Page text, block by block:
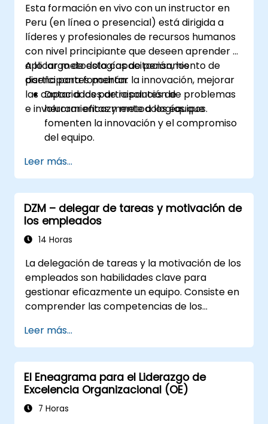
Esta formación en vivo con un instructor en
Peru (en línea o presencial) está dirigida a
líderes y profesionales de recursos humanos
con nivel principiante que deseen aprender y
aplicar metodologías de pensamiento de
diseño para fomentar la innovación, mejorar
las capacidades de resolución de problemas
e involucrar eficazmente a los equipos.
A lo largo de esta capacitación, los
participantes podrán:
Dotar a los participantes de
herramientas y metodologías que
fomenten la innovación y el compromiso
del equipo.
empatía, generación de ideas y
prototipado para resolver desafíos
complejos.
Aplicar principios de pensamiento de
diseño a situaciones de liderazgo y
recursos humanos.
dentro de los equipos tecnológicos.
Leer más...
DZM – delegar de tareas y motivación de
los empleados
14 Horas
La delegación de tareas y la motivación de los
empleados son habilidades clave para
gestionar eficazmente un equipo. Consiste en
comprender las competencias de los
expectativas mientras se confía y delega la
responsabilidad. Compruebe regularmente el
progreso y ofrezca retroalimentación
constructiva para poder motivar a los
empleados: Reconozca los logros: El
reconocimiento público y privado de los
Leer más...
El Eneagrama para el Liderazgo de
Excelencia Organizacional (OE)
7 Horas